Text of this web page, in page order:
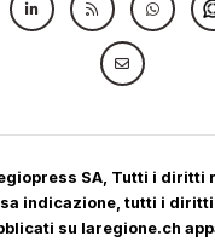
SA, Tutti i diritti
indicazione, tutti i
su laregione.ch